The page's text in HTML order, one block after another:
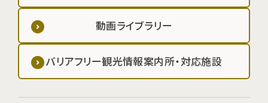
動画ライブラリー
バリアフリー観光情報案内所・対応施設